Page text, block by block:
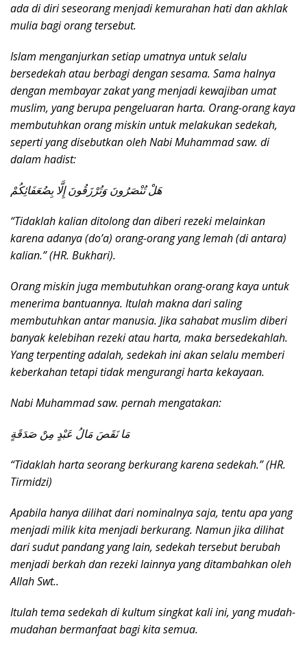
ada di diri seseorang menjadi kemurahan hati dan akhlak
mulia bagi orang tersebut.
Islam menganjurkan setiap umatnya untuk selalu
bersedekah atau berbagi dengan sesama. Sama halnya
dengan membayar zakat yang menjadi kewajiban umat
muslim, yang berupa pengeluaran harta. Orang-orang kaya
membutuhkan orang miskin untuk melakukan sedekah,
seperti yang disebutkan oleh Nabi Muhammad saw. di
dalam hadist:
هَلْ تُنْصَرُونَ وَتُرْزَقُونَ إِلَّا بِضُعَفَائِكُمْ
“Tidaklah kalian ditolong dan diberi rezeki melainkan
karena adanya (do’a) orang-orang yang lemah (di antara)
kalian.” (HR. Bukhari).
Orang miskin juga membutuhkan orang-orang kaya untuk
menerima bantuannya. Itulah makna dari saling
membutuhkan antar manusia. Jika sahabat muslim diberi
banyak kelebihan rezeki atau harta, maka bersedekahlah.
Yang terpenting adalah, sedekah ini akan selalu memberi
keberkahan tetapi tidak mengurangi harta kekayaan.
Nabi Muhammad saw. pernah mengatakan:
مَا نَقَصَ مَالُ عَبْدٍ مِنْ صَدَقَةٍ
“Tidaklah harta seorang berkurang karena sedekah.” (HR.
Tirmidzi)
Apabila hanya dilihat dari nominalnya saja, tentu apa yang
menjadi milik kita menjadi berkurang. Namun jika dilihat
dari sudut pandang yang lain, sedekah tersebut berubah
menjadi berkah dan rezeki lainnya yang ditambahkan oleh
Allah Swt..
Itulah tema sedekah di kultum singkat kali ini, yang mudah-
mudahan bermanfaat bagi kita semua.